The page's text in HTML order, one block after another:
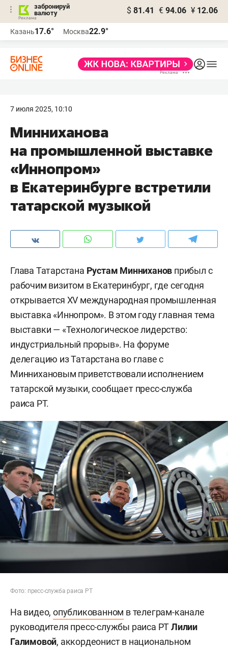
забронируй
валюту
$ 81.41 € 94.06 ¥ 12.06
Казань17.6° Москва22.9°
7 июля 2025, 10:10
Минниханова
на промышленной выставке
«Иннопром»
в Екатеринбурге встретили
татарской музыкой
Глава Татарстана Рустам Минниханов прибыл с
рабочим визитом в Екатеринбург, где сегодня
открывается XV международная промышленная
выставка «Иннопром». В этом году главная тема
выставки — «Технологическое лидерство:
индустриальный прорыв». На форуме
делегацию из Татарстана во главе с
Миннихановым приветствовали исполнением
татарской музыки, сообщает пресс-служба
раиса РТ.
Фото: пресс-служба раиса РТ
На видео,опубликованном в телеграм-канале
руководителя пресс-службы раиса РТЛилии
Галимовой, аккордеонист в национальном